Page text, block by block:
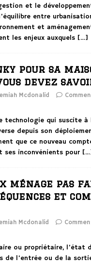
et le
entre
et
les enjeux auxquels […]
pour sa
devez
Mcdonalid
technologie qui suscite
depuis son
que ce nouveau
ses inconvénients pour
ménage pas
et
Mcdonalid
ou propriétaire, l’état
de l’entrée ou de la